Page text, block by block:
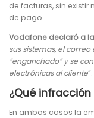
de facturas, sin
de pago.
Vodafone declaró a la
sus sistemas, el
“enganchado” y se
electrónicas al cliente”.
¿Qué
En ambos casos la